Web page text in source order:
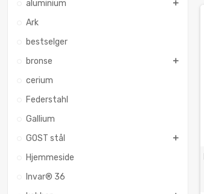
aluminium
Ark
bestselger
bronse
cerium
Federstahl
Gallium
GOST stål
Hjemmeside
Invar® 36